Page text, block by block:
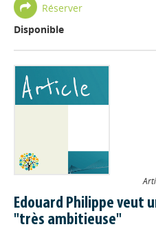
Réserver
Disponible
Edouard Philippe veut
"très ambitieuse"